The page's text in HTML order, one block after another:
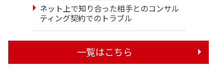
ネット上で知り合った相手とのコンサル
ティング契約でのトラブル
一覧はこちら